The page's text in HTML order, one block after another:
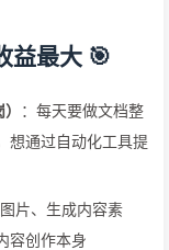
益最大 🎯
：每天要做文档整
想通过自动化工具提
片、生成内容素
容创作本身